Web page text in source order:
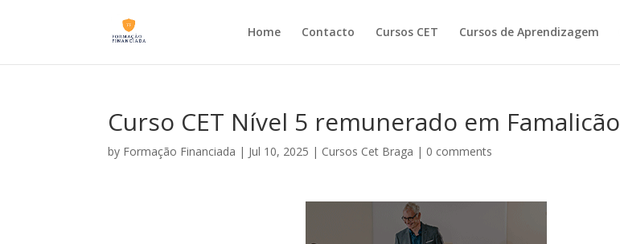
Home Contacto Cursos CET Cursos de Aprendizagem
Curso CET Nível 5 remunerado em Famalicão
by Formação Financiada | Jul 10, 2025 | Cursos Cet Braga | 0 comments